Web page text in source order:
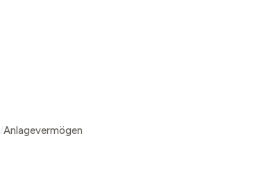
Anlagevermögen